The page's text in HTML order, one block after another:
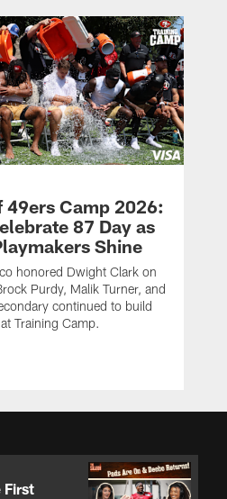
49ers Camp 2026:
87 Day as
Shine
honored Dwight Clark on
Purdy, Malik Turner, and
continued to build
Training Camp.
First